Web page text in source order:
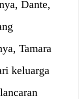
Dante,
Tamara
keluarga